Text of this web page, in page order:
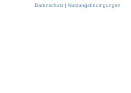
Datenschutz | Nutzungsbedingungen